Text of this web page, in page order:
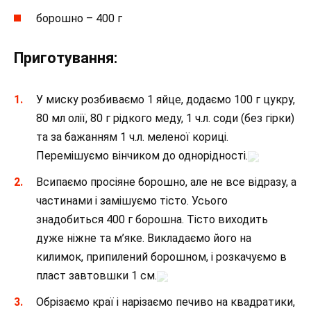
борошно – 400 г
Приготування:
У миску розбиваємо 1 яйце, додаємо 100 г цукру,
80 мл олії, 80 г рідкого меду, 1 ч.л. соди (без гірки)
та за бажанням 1 ч.л. меленої кориці.
Перемішуємо вінчиком до однорідності.
Всипаємо просіяне борошно, але не все відразу, а
частинами і замішуємо тісто. Усього
знадобиться 400 г борошна. Тісто виходить
дуже ніжне та м’яке. Викладаємо його на
килимок, припилений борошном, і розкачуємо в
пласт завтовшки 1 см.
Обрізаємо краї і нарізаємо печиво на квадратики,